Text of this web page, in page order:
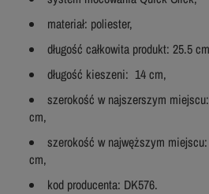
materiał: poliester,
długość całkowita produkt: 25.5
długość kieszeni: 14 cm,
szerokość w najszerszym
cm,
szerokość w najwęższym
cm,
kod producenta: DK576.